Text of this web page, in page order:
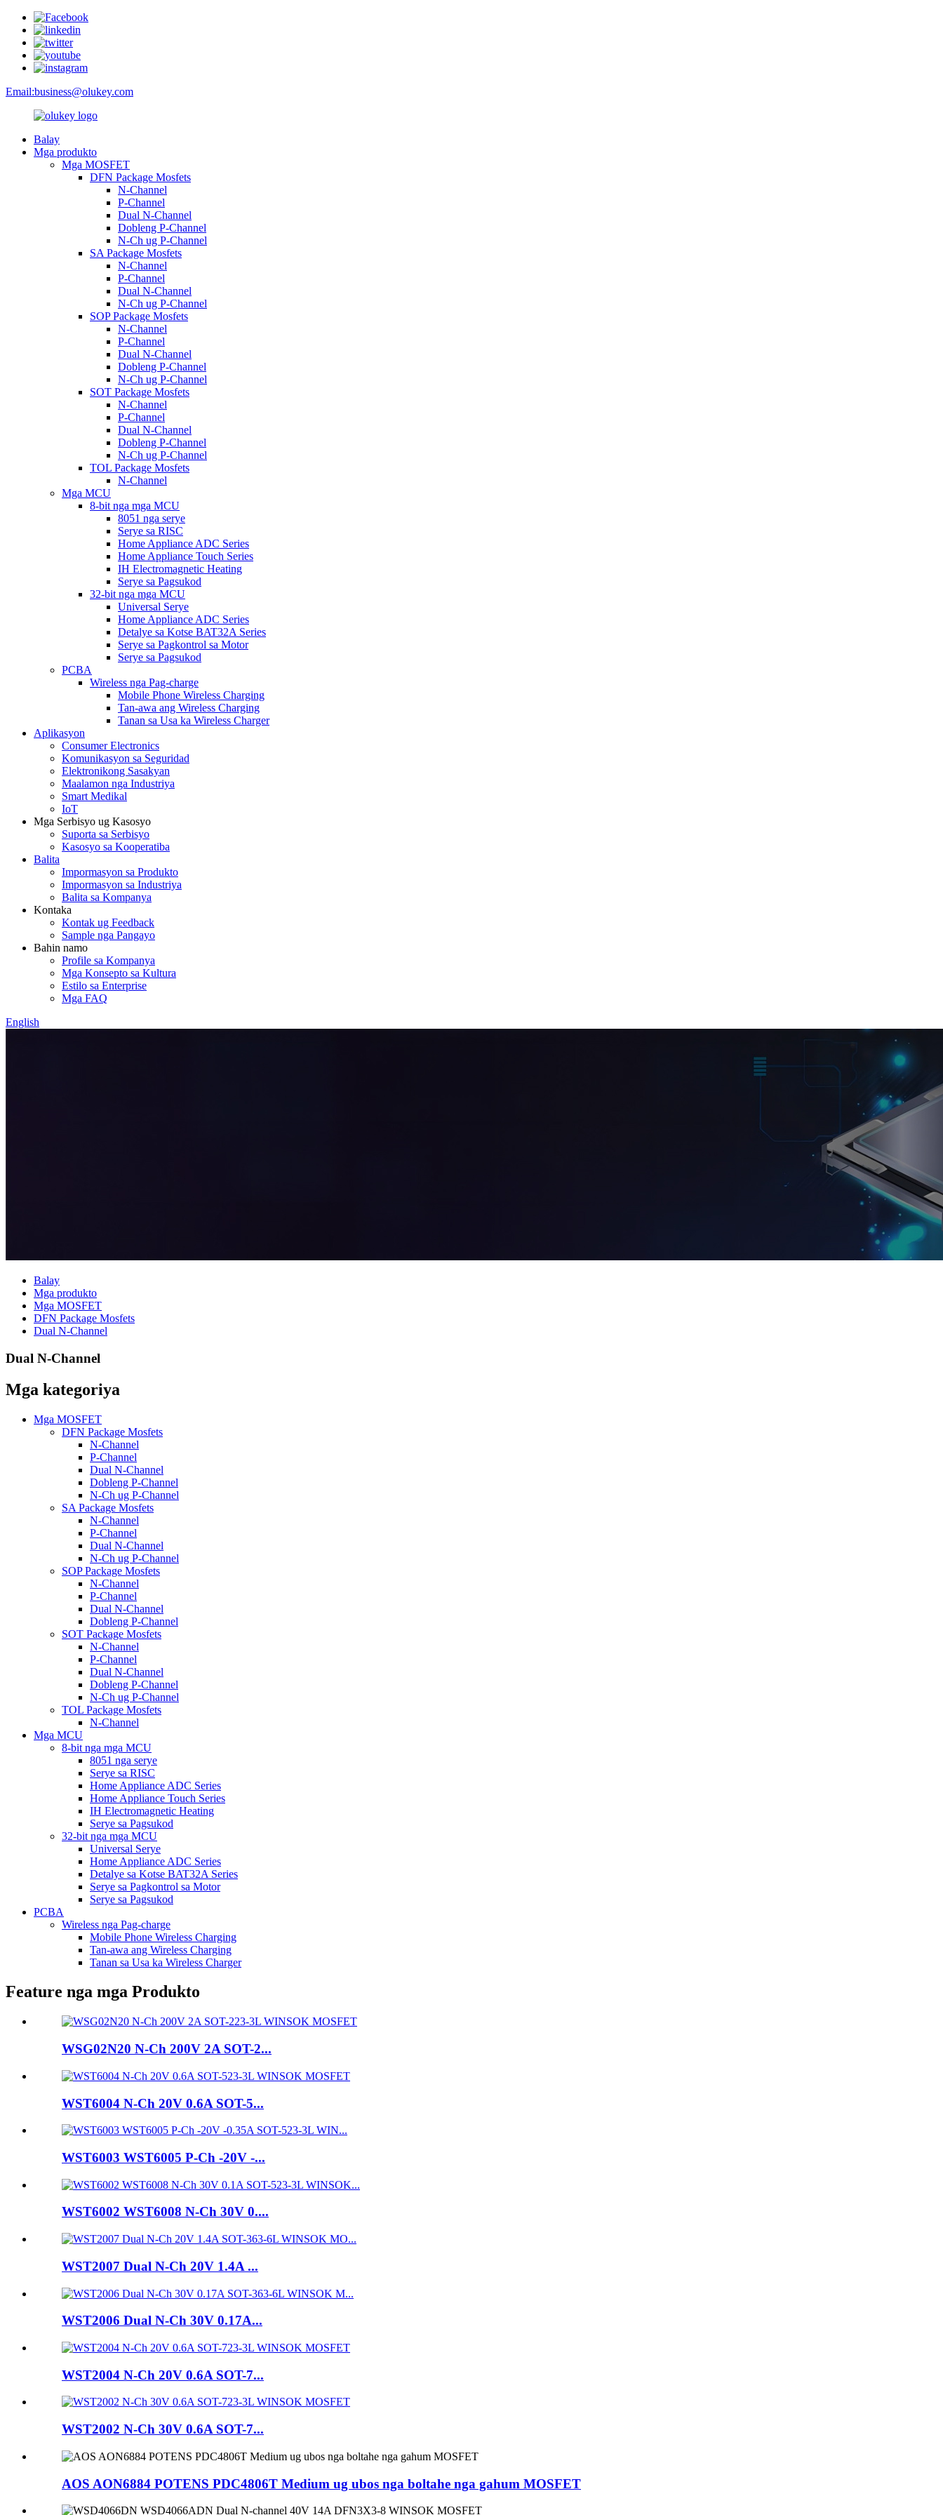
Email:business@olukey.com
Balay
Mga produkto
Mga MOSFET
DFN Package Mosfets
N-Channel
P-Channel
Dual N-Channel
Dobleng P-Channel
N-Ch ug P-Channel
SA Package Mosfets
N-Channel
P-Channel
Dual N-Channel
N-Ch ug P-Channel
SOP Package Mosfets
N-Channel
P-Channel
Dual N-Channel
Dobleng P-Channel
N-Ch ug P-Channel
SOT Package Mosfets
N-Channel
P-Channel
Dual N-Channel
Dobleng P-Channel
N-Ch ug P-Channel
TOL Package Mosfets
N-Channel
Mga MCU
8-bit nga mga MCU
8051 nga serye
Serye sa RISC
Home Appliance ADC Series
Home Appliance Touch Series
IH Electromagnetic Heating
Serye sa Pagsukod
32-bit nga mga MCU
Universal Serye
Home Appliance ADC Series
Detalye sa Kotse BAT32A Series
Serye sa Pagkontrol sa Motor
Serye sa Pagsukod
PCBA
Wireless nga Pag-charge
Mobile Phone Wireless Charging
Tan-awa ang Wireless Charging
Tanan sa Usa ka Wireless Charger
Aplikasyon
Consumer Electronics
Komunikasyon sa Seguridad
Elektronikong Sasakyan
Maalamon nga Industriya
Smart Medikal
IoT
Mga Serbisyo ug Kasosyo
Suporta sa Serbisyo
Kasosyo sa Kooperatiba
Balita
Impormasyon sa Produkto
Impormasyon sa Industriya
Balita sa Kompanya
Kontaka
Kontak ug Feedback
Sample nga Pangayo
Bahin namo
Profile sa Kompanya
Mga Konsepto sa Kultura
Estilo sa Enterprise
Mga FAQ
English
Balay
Mga produkto
Mga MOSFET
DFN Package Mosfets
Dual N-Channel
Dual N-Channel
Mga kategoriya
Mga MOSFET
DFN Package Mosfets
N-Channel
P-Channel
Dual N-Channel
Dobleng P-Channel
N-Ch ug P-Channel
SA Package Mosfets
N-Channel
P-Channel
Dual N-Channel
N-Ch ug P-Channel
SOP Package Mosfets
N-Channel
P-Channel
Dual N-Channel
Dobleng P-Channel
SOT Package Mosfets
N-Channel
P-Channel
Dual N-Channel
Dobleng P-Channel
N-Ch ug P-Channel
TOL Package Mosfets
N-Channel
Mga MCU
8-bit nga mga MCU
8051 nga serye
Serye sa RISC
Home Appliance ADC Series
Home Appliance Touch Series
IH Electromagnetic Heating
Serye sa Pagsukod
32-bit nga mga MCU
Universal Serye
Home Appliance ADC Series
Detalye sa Kotse BAT32A Series
Serye sa Pagkontrol sa Motor
Serye sa Pagsukod
PCBA
Wireless nga Pag-charge
Mobile Phone Wireless Charging
Tan-awa ang Wireless Charging
Tanan sa Usa ka Wireless Charger
Feature nga mga Produkto
WSG02N20 N-Ch 200V 2A SOT-2...
WST6004 N-Ch 20V 0.6A SOT-5...
WST6003 WST6005 P-Ch -20V -...
WST6002 WST6008 N-Ch 30V 0....
WST2007 Dual N-Ch 20V 1.4A ...
WST2006 Dual N-Ch 30V 0.17A...
WST2004 N-Ch 20V 0.6A SOT-7...
WST2002 N-Ch 30V 0.6A SOT-7...
AOS AON6884 POTENS PDC4806T Medium ug ubos nga boltahe nga gahum MOSFET